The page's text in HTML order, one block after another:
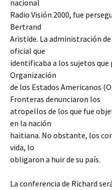
nacional
Radio Visión 2000, fue
Bertrand
Aristide. La administración
oficial que
identificaba a los sujetos
Organización
de los Estados Americanos
Fronteras denunciaron los
atropellos de los que fue
en la nación
haitiana. No obstante, los
vida, lo
obligaron a huir de su país.
La conferencia de Richard